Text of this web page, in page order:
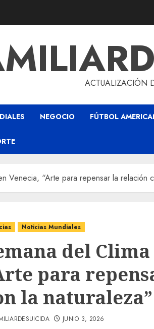
ACTUALIZACIÓN
NEGOCIO FÚTBOL
Venecia, “Arte para repensar la relación
Noticias Mundiales
del
para
la
JUNIO 3, 2026